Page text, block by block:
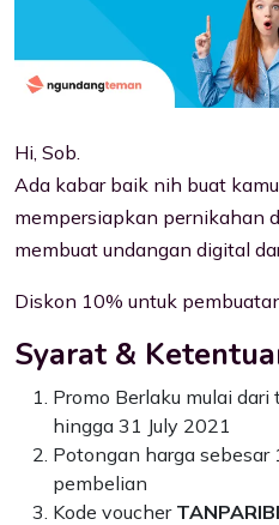
Hi, Sob.
Ada kabar baik nih buat
mempersiapkan pernikahan
membuat undangan digital
Diskon 10% untuk
Syarat &
Promo Berlaku mulai
hingga 31 July 2021
Potongan harga
pembelian
Kode voucher